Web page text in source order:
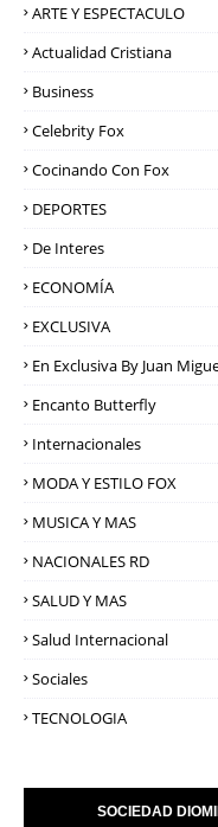
ARTE Y ESPECTACULO
Actualidad Cristiana
Business
Celebrity Fox
Cocinando Con Fox
DEPORTES
De Interes
ECONOMÍA
EXCLUSIVA
En Exclusiva By Juan
Encanto Butterfly
Internacionales
MODA Y ESTILO FOX
MUSICA Y MAS
NACIONALES RD
SALUD Y MAS
Salud Internacional
Sociales
TECNOLOGIA
SOCIEDAD